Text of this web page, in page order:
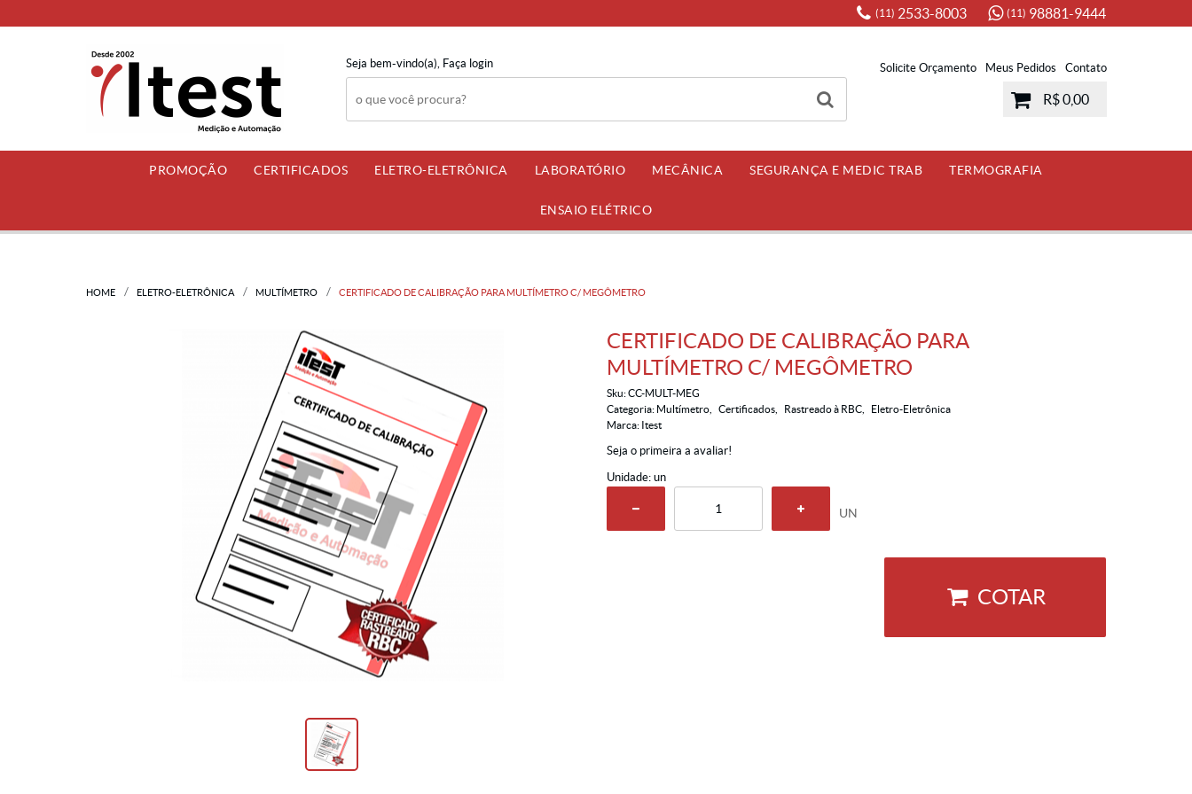
(11) 2533-8003 (11) 98881-9444
Seja bem-vindo(a), Faça login Solicite Orçamento Meus Pedidos Contato
R$ 0,00
PROMOÇÃO CERTIFICADOS ELETRO-ELETRÔNICA LABORATÓRIO MECÂNICA SEGURANÇA E MEDIC TRAB TERMOGRAFIA
ENSAIO ELÉTRICO
HOME ELETRO-ELETRÔNICA MULTÍMETRO CERTIFICADO DE CALIBRAÇÃO PARA MULTÍMETRO C/ MEGÔMETRO
CERTIFICADO DE CALIBRAÇÃO PARA
MULTÍMETRO C/ MEGÔMETRO
Sku:CC-MULT-MEG
Categoria: Multímetro Certificados Rastreado à RBC
Eletro-Eletrônica
Marca: Itest
Seja o primeira a avaliar!
Unidade: un
UN
COTAR